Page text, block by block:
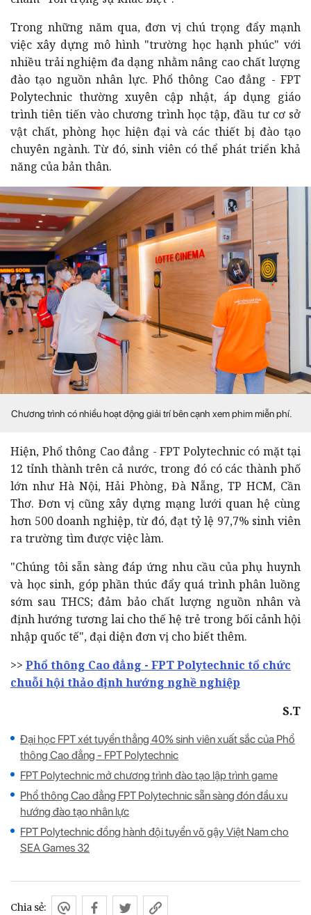
Trong những năm qua, đơn vị chú trọng đẩy mạnh
việc xây dựng mô hình "trường học hạnh phúc" với
nhiều trải nghiệm đa dạng nhằm nâng cao chất lượng
đào tạo nguồn nhân lực. Phổ thông Cao đẳng - FPT
Polytechnic thường xuyên cập nhật, áp dụng giáo
trình tiên tiến vào chương trình học tập, đầu tư cơ sở
vật chất, phòng học hiện đại và các thiết bị đào tạo
chuyên ngành. Từ đó, sinh viên có thể phát triển khả
năng của bản thân.
Chương trình có nhiều hoạt động giải trí bên cạnh xem phim miễn phí.
Hiện, Phổ thông Cao đẳng - FPT Polytechnic có mặt tại
12 tỉnh thành trên cả nước, trong đó có các thành phố
lớn như Hà Nội, Hải Phòng, Đà Nẵng, TP HCM, Cần
Thơ. Đơn vị cũng xây dựng mạng lưới quan hệ cùng
hơn 500 doanh nghiệp, từ đó, đạt tỷ lệ 97,7% sinh viên
ra trường tìm được việc làm.
"Chúng tôi sẵn sàng đáp ứng nhu cầu của phụ huynh
và học sinh, góp phần thúc đẩy quá trình phân luồng
sớm sau THCS; đảm bảo chất lượng nguồn nhân và
định hướng tương lai cho thế hệ trẻ trong bối cảnh hội
nhập quốc tế", đại diện đơn vị cho biết thêm.
>> Phổ thông Cao đẳng - FPT Polytechnic tổ chức
chuỗi hội thảo định hướng nghề nghiệp
S.T
Đại học FPT xét tuyển thẳng 40% sinh viên xuất sắc của Phổ
thông Cao đẳng - FPT Polytechnic
FPT Polytechnic mở chương trình đào tạo lập trình game
Phổ thông Cao đẳng FPT Polytechnic sẵn sàng đón đầu xu
hướng đào tạo nhân lực
FPT Polytechnic đồng hành đội tuyển võ gậy Việt Nam cho
SEA Games 32
Chia sẻ: